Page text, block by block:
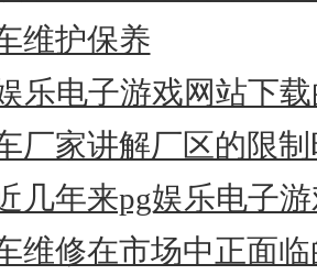
维护保养
乐电子游戏网站下
厂家讲解厂区的限
几年来pg娱乐电子
维修在市场中正面